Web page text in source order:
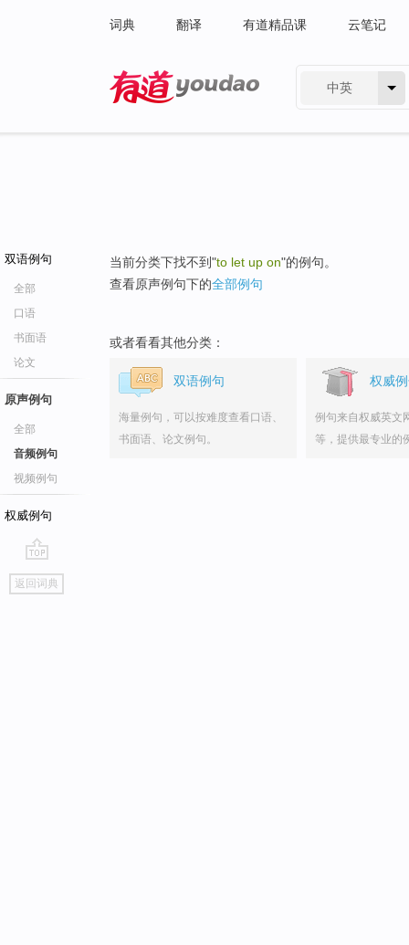
词典 翻译 有道精品课 云笔记
中英
双语例句
全部
口语
书面语
论文
原声例句
全部
音频例句
视频例句
权威例句
go
top
返回词典
当前分类下找不到"to let up on"的例句。
查看原声例句下的全部例句
或者看看其他分类：
双语例句
海量例句，可以按难度查看口语、
书面语、论文例句。
权威
例句来自权威英文
等，提供最专业的